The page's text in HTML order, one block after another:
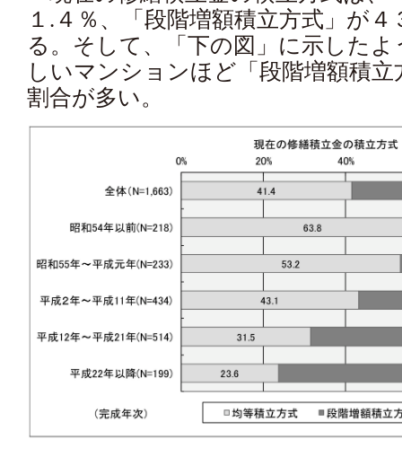
１.４％、「段階増額積立方式」が
る。そして、「下の図」に示した
しいマンションほど「段階増額積
割合が多い。